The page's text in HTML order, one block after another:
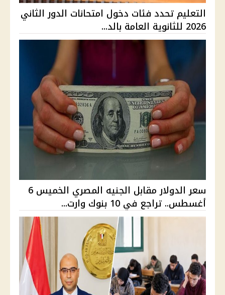
التعليم تحدد فئات دخول امتحانات الدور الثاني
2026 للثانوية العامة بالد...
سعر الدولار مقابل الجنيه المصري الخميس 6
أغسطس.. تراجع في 10 بنوك وارت...